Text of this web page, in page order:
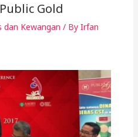
Gold
dan Kewangan / By Irfan